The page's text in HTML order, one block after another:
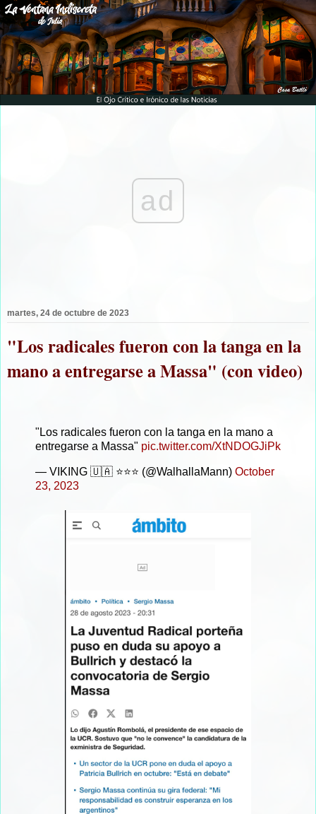
ad
martes, 24 de octubre de 2023
"Los radicales fueron con la tanga en la
mano a entregarse a Massa" (con video)
"Los radicales fueron con la tanga en la mano a
entregarse a Massa" pic.twitter.com/XtNDOGJiPk
— VIKING 🇺🇦 ⭐️⭐️⭐️ (@WalhallaMann) October
23, 2023